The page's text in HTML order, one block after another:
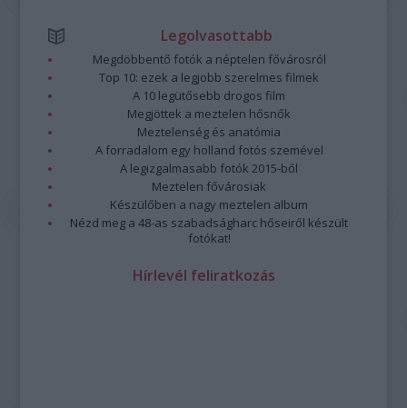
Legolvasottabb
Megdöbbentő fotók a néptelen fővárosról
Top 10: ezek a legjobb szerelmes filmek
A 10 legütősebb drogos film
Megjöttek a meztelen hősnők
Meztelenség és anatómia
A forradalom egy holland fotós szemével
A legizgalmasabb fotók 2015-ből
Meztelen fővárosiak
Készülőben a nagy meztelen album
Nézd meg a 48-as szabadságharc hőseiről készült
fotókat!
Hírlevél feliratkozás